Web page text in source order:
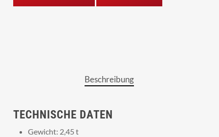
Beschreibung
TECHNISCHE DATEN
Gewicht: 2,45 t